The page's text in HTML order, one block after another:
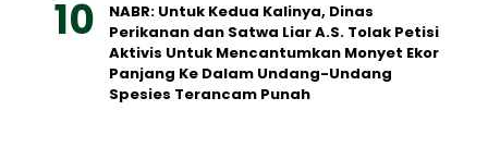
NABR: Untuk Kedua Kalinya, Dinas
Perikanan dan Satwa Liar A.S. Tolak Petisi
Aktivis Untuk Mencantumkan Monyet Ekor
Panjang Ke Dalam Undang-Undang
Spesies Terancam Punah